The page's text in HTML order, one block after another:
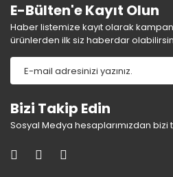
E-Bülten'e Kayıt Olun
Haber listemize kayıt olarak
ürünlerden ilk siz haberdar
Bizi Takip Edin
Sosyal Medya hesaplarımızdan bizi